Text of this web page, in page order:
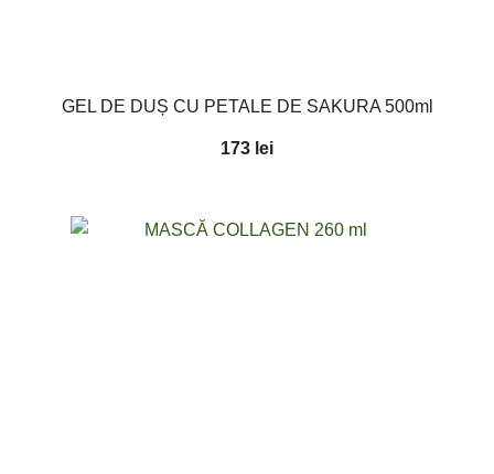
GEL DE DUȘ CU PETALE DE SAKURA 500ml
173 lei